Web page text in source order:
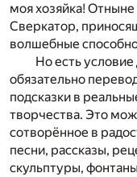
моя хозяйка!
Сверкатор,
волшебные
Но есть
обязательно
подсказки в
творчества. Это
сотворённое в
песни, рассказы,
скульптуры,